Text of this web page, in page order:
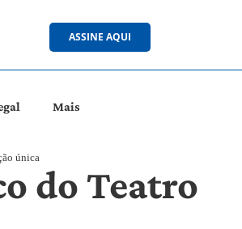
ASSINE AQUI
Mais
única
do Teatro